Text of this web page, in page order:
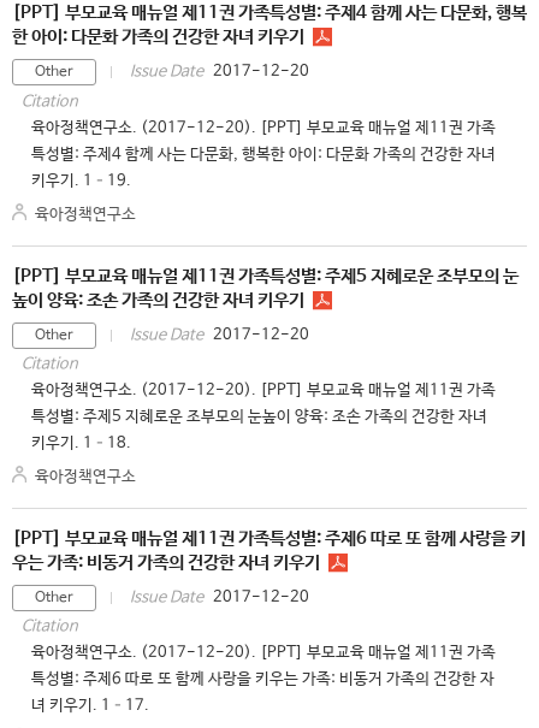
[PPT] 부모교육 매뉴얼 제11권 가족특성별: 주제4 함께 사는 다문화, 행복
한 아이: 다문화 가족의 건강한 자녀 키우기
Other Issue Date 2017-12-20
Citation
육아정책연구소. (2017-12-20). [PPT] 부모교육 매뉴얼 제11권 가족
특성별: 주제4 함께 사는 다문화, 행복한 아이: 다문화 가족의 건강한 자녀
키우기. 1–19.
육아정책연구소
[PPT] 부모교육 매뉴얼 제11권 가족특성별: 주제5 지혜로운 조부모의 눈
높이 양육: 조손 가족의 건강한 자녀 키우기
Other Issue Date 2017-12-20
Citation
육아정책연구소. (2017-12-20). [PPT] 부모교육 매뉴얼 제11권 가족
특성별: 주제5 지혜로운 조부모의 눈높이 양육: 조손 가족의 건강한 자녀
키우기. 1–18.
육아정책연구소
[PPT] 부모교육 매뉴얼 제11권 가족특성별: 주제6 따로 또 함께 사랑을 키
우는 가족: 비동거 가족의 건강한 자녀 키우기
Other Issue Date 2017-12-20
Citation
육아정책연구소. (2017-12-20). [PPT] 부모교육 매뉴얼 제11권 가족
특성별: 주제6 따로 또 함께 사랑을 키우는 가족: 비동거 가족의 건강한 자
녀 키우기. 1–17.